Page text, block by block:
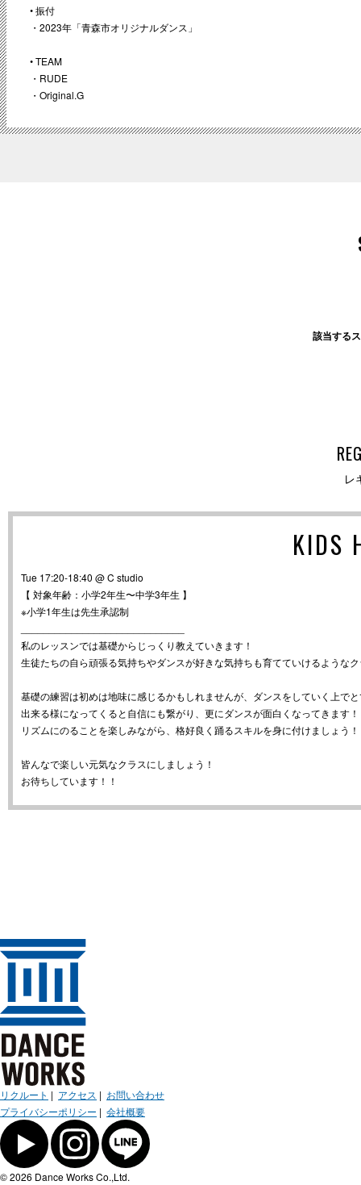
• 振付
・2023年「青森市オリジナルダンス」
• TEAM
・RUDE
・Original.G
該当する
レ
KIDS
Tue 17:20-18:40 @ C studio
【 対象年齢：小学2年生〜中学3年生 】
※小学1年生は先生承認制
私のレッスンでは基礎からじっくり教えていきます！
生徒たちの自ら頑張る気持ちやダンスが好きな気持ちも育てていけるような
基礎の練習は初めは地味に感じるかもしれませんが、ダンスをしていく上で
出来る様になってくると自信にも繋がり、更にダンスが面白くなってきます！
リズムにのることを楽しみながら、格好良く踊るスキルを身に付けましょう！
皆んなで楽しい元気なクラスにしましょう！
お待ちしています！！
リクルート | アクセス | お問い合わせ
プライバシーポリシー | 会社概要
© 2026 Dance Works Co.,Ltd.